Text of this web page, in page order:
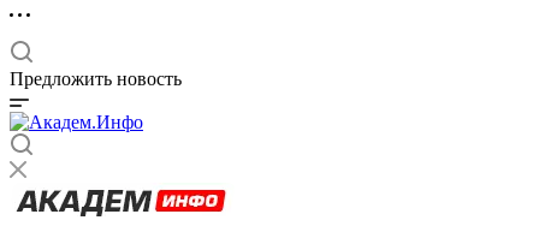
Предложить новость